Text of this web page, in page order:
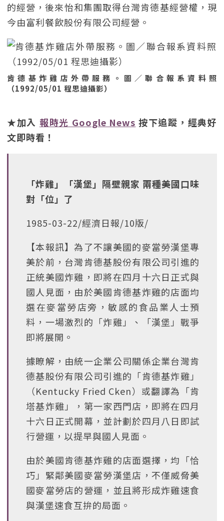
的經營，後來怡和集團取得台灣肯德基經營權，現
今由富利餐飲股份有限公司經營。
肯德基炸雞店外帶服務。圖／聯合報系資料照
（1992/05/01 程思迪攝影）
★加入 報時光 Google News 按下追蹤，經典好
文即時看！
「炸雞」「漢堡」隔壁親家 兩種美國口味
對「位」了
1985-03-22/經濟日報/10版/
【本報訊】為了不讓美國的麥當勞漢堡專
美於前，台灣肯德基股份有限公司引進的
正統美國炸雞，即將在四月十六日正式與
國人見面，由於美國肯德基炸雞的店面均
選在麥當勞店旁，敏感的食品業人士預
料，一場激烈的「炸雞」、「漢堡」戰爭
即將展開。
據瞭解，由統一企業公司關係企業台灣肯
德基股份有限公司引進的「肯德基炸雞」
（Kentucky Fried Cken）或翻譯為「肯
塔基炸雞」，第一家西門店，即將在四月
十六日正式開幕，並計劃於四月八日即試
行營運，以提早與國人見面。
由於美國肯德基炸雞的店面選擇，均「恰
巧」緊鄰美國麥當勞漢堡店，不僅威脅美
國麥當勞店的營運，並且將形成炸雞速食
與漢堡速食互拚的局面。